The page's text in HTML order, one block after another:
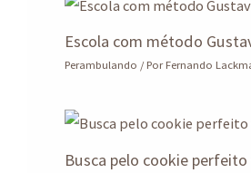
Escola com método
Perambulando / PorFernando
Busca pelo cookie